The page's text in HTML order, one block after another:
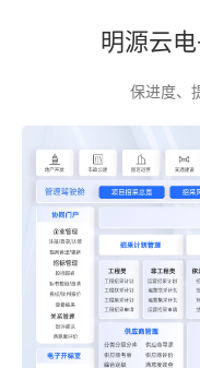
明源云
保进度、